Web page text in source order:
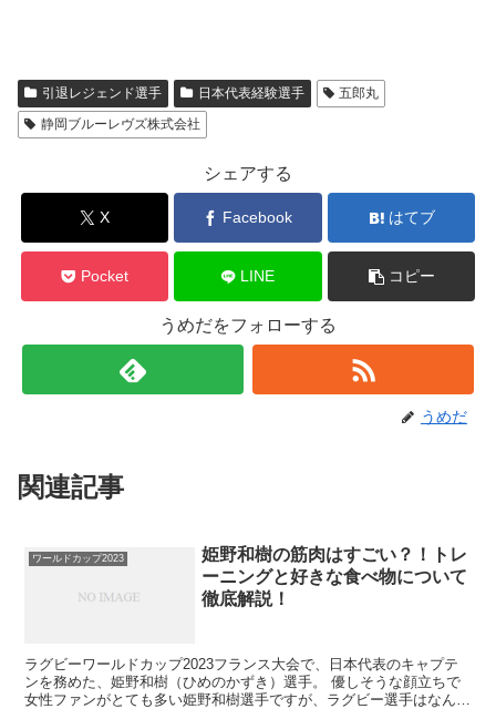
引退レジェンド選手 日本代表経験選手
五郎丸
静岡ブルーレヴズ株式会社
シェアする
X Facebook はてブ
Pocket LINE コピー
うめだをフォローする
うめだ
関連記事
ワールドカップ2023
姫野和樹の筋肉はすごい？！トレ
ーニングと好きな食べ物について
徹底解説！
ラグビーワールドカップ2023フランス大会で、日本代表のキャプテ
ンを務めた、姫野和樹（ひめのかずき）選手。 優しそうな顔立ちで
女性ファンがとても多い姫野和樹選手ですが、ラグビー選手はなんと